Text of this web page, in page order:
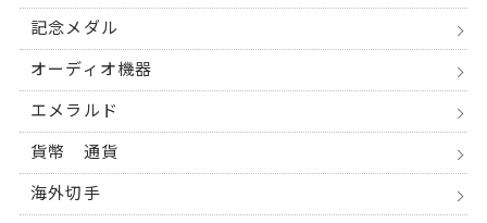
記念メダル
オーディオ機器
エメラルド
貨幣 通貨
海外切手